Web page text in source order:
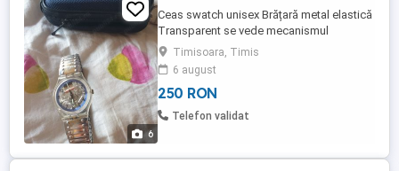
6
Ceas swatch unisex Brățară metal elastică
Transparent se vede mecanismul
Funcțional Baterie nouă Walter proof
Original Elveția swiss
Timisoara, Timis
6 august
250 RON
Telefon validat